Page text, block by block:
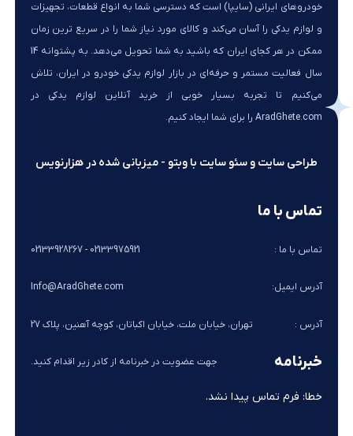
خودروهای ایرانی (سایپا) است که دسترسی شما به انواع قطعات، تجهیزات
و لوازم یدکی را آسان می‌کند و کالای مورد نیاز شما را در سریع ترین زمان
ممکن در هر کجای ایران که باشید به شما تحویل می‌دهد. به پشتوانه 14
سال فعالیت مستمر و حرفه‌ای در بازار لوازم یدکی خودرو در ایران، تلاش
می‌کنیم تا تجربه بسیار خوبی از خرید آنلاین لوازم یدکی در
AradGhete.com را برای شما ایجاد کنیم.
تماس با ما
تماس با ما : 02133975921 - 02133928267
آدرس ایمیل: Info@AradGhete.com
آدرس : تهران، خیابان ملت، خیابان اکباتان، کوچه آهنین، پلاک 27
خبرنامه جهت عضویت در خبرنامه از کادر زیر اقدام کنید.
خطا: فرم تماس پیدا نشد.
طراحی سایت و سئو سایت با وبتو - میزبانی شده در هزارنویس